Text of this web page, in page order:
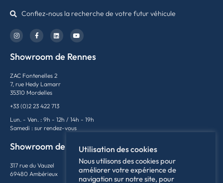
Confiez-nous la recherche de votre futur véhicule
Showroom de Rennes
ZAC Fontenelles 2
7, rue Hedy Lamarr
35310 Mordelles
+33 (0)2 23 422 713
Lun. - Ven. : 9h - 12h / 14h - 19h
Samedi : sur rendez-vous
Showroom de Lyon
317 rue du Vauzel
69480 Ambérieux
Utilisation des cookies
Nous utilisons des cookies pour
améliorer votre expérience de
navigation sur notre site, pour